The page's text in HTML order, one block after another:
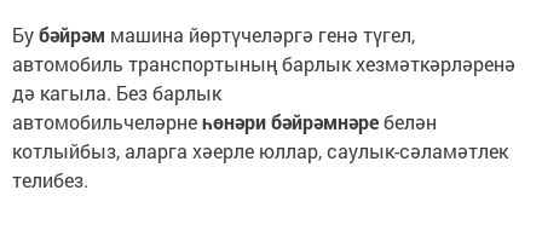
Бубәйрәм машина йөртүчеләргә генә түгел,
автомобиль транспортының барлык хезмәткәрләренә
дә кагыла. Без барлык
автомобильчеләрнеһөнәрибәйрәмнәребелән
котлыйбыз, аларга хәерле юллар, саулык-сәламәтлек
телибез.